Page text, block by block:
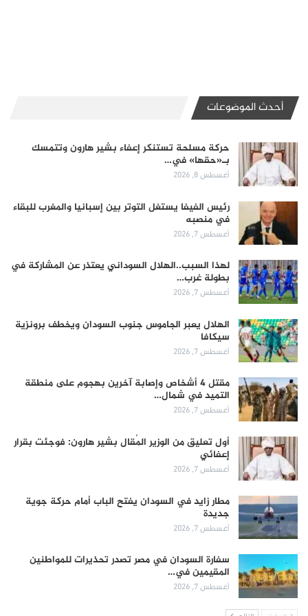
أحدث الموضوعات
حركة مسلحة تستنكر إعفاء بشير هارون وتتمسك
بـ«حقها» في…
أغسطس 8, 2026
رئيس الفيفا يستغل التوتر بين إسبانيا والمغرب للبقاء
في منصبه
أغسطس 7, 2026
لهذا السبب..الهلال السوداني يعتذر عن المشاركة في
بطولة غرب…
أغسطس 7, 2026
الهلال يعبر الجاموس جنوب السودان ويخطف برونزية
سيكافا
أغسطس 7, 2026
مقتل 4 أشخاص وإصابة آخرين بهجوم على منطقة
التميد في شمال…
أغسطس 7, 2026
أول تعليق من الوزير المُقال بشير هارون: فوجئت بقرار
إعفائي
أغسطس 7, 2026
مطار زايد في السودان يفتح الباب أمام حركة جوية
جديدة
أغسطس 7, 2026
سفارة السودان في مصر تصدر تحذيرات للمواطنين
المقيمين في…
أغسطس 7, 2026